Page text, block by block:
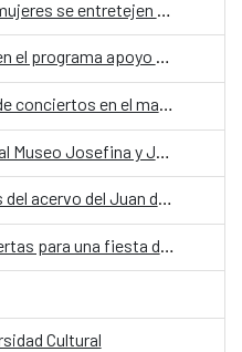
#25N: Voces y acciones de mujeres se entretejen en un mes dedicado al activismo en el Juan de Salazar
Presentación de iniciativas en el programa apoyo a la creación local 2025
VOCES DE MUJERES: ciclo de conciertos en el marco del #25N
La caja de las inéditas: obras del acervo del Juan de Salazar en exposición
TEKO JUANDE. Puertas Abiertas para una fiesta de creatividad comunitaria
Cultural